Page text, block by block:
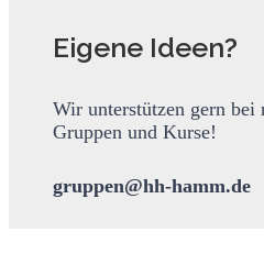
Eigene Ideen?
Wir unterstützen gern bei
Gruppen und Kurse!
gruppen@hh-hamm.de